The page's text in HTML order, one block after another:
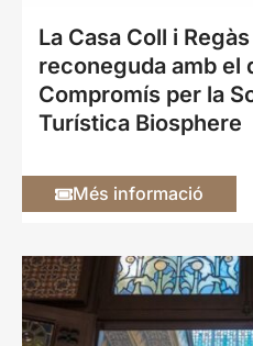
La Casa Coll i
reconeguda amb el
Compromís per la
Turística Biosphere
Més informació